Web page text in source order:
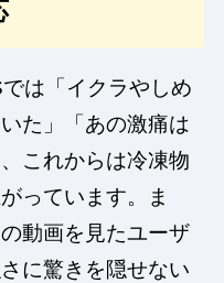
は「イクラやしめ
た」「あの激痛は
これからは冷凍物
っています。ま
動画を見たユーザ
に驚きを隠せない